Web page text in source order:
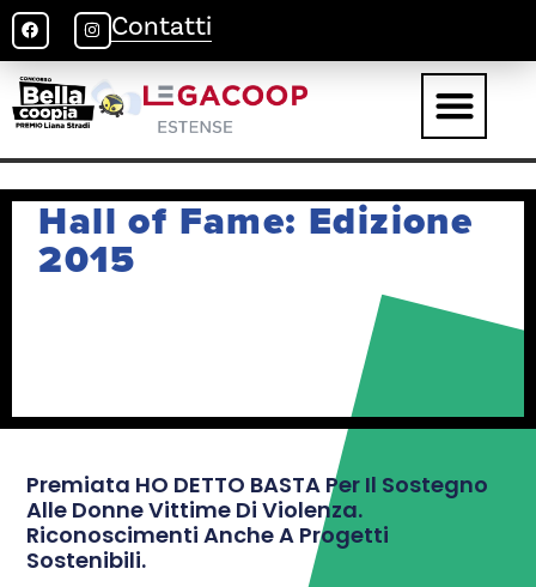
Contatti
Hall of Fame: Edizione
2015
Premiata HO DETTO BASTA Per Il Sostegno
Alle Donne Vittime Di Violenza.
Riconoscimenti Anche A Progetti
Sostenibili.